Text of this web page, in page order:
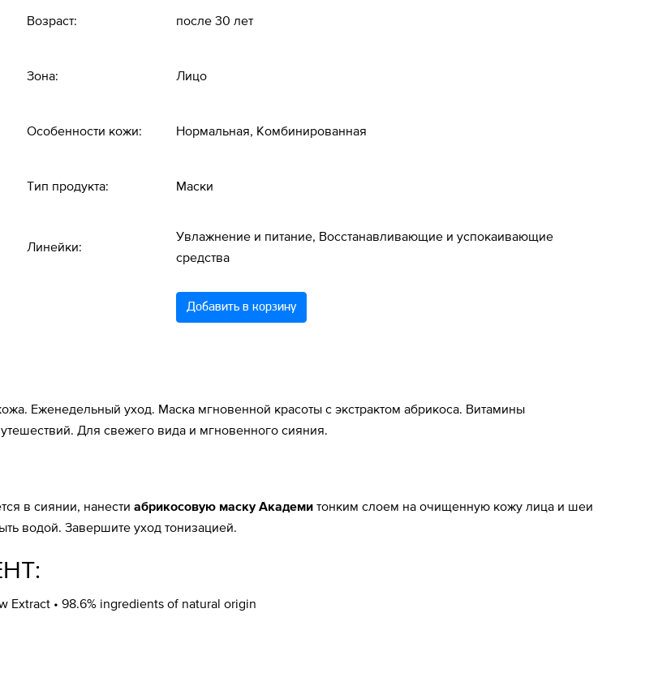
Возраст: после 30 лет
Зона: Лицо
Особенности кожи: Нормальная, Комбинированная
Тип продукта: Маски
Линейки:
Увлажнение и питание, Восстанавливающие и успокаивающие
средства
Добавить в корзину
Еженедельный уход. Маска мгновенной красоты с экстрактом абрикоса. Витамины
Для свежего вида и мгновенного сияния.
в сиянии, нанести абрикосовую маску Академи тонким слоем на очищенную кожу лица и шеи
водой. Завершите уход тонизацией.
Extract • 98.6% ingredients of natural origin